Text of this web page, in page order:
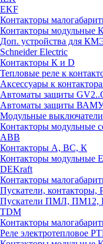
EKF
Контакторы
Контакторы модульные
Доп. устройства для
Schneider Electric
Контакторы К и D
Тепловые реле к
Аксессуары к
Автоматы защиты
Автоматы защиты
Модульные
Контакторы модульные
ABB
Контакторы А, ВС, К
Контакторы модульные
DEKraft
Контакторы
Пускатели, контакторы,
Пускатели ПМЛ,
TDM
Контакторы
Реле электротепловое